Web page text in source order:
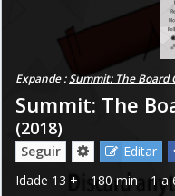
Expande :Summit: The Board
Summit: The
(2018)
Seguir Editar
Idade 13 + 180 min 1 a